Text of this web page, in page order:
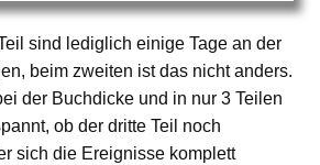
sind lediglich einige Tage an der
beim zweiten ist das nicht anders.
der Buchdicke und in nur 3 Teilen
ob der dritte Teil noch
sich die Ereignisse komplett